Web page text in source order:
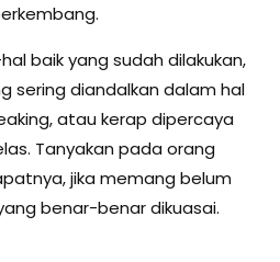
baik yang sudah dilakukan,
sering diandalkan dalam hal
atau kerap dipercaya
Tanyakan pada orang
jika memang belum
benar-benar dikuasai.